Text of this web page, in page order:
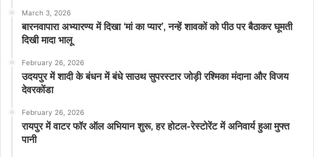
March 3, 2026
बारनवापारा अभ्यारण्य में दिखा ‘मां का प्यार’, नन्हें शावकों को पीठ पर बैठाकर घूमती
दिखी मादा भालू
February 26, 2026
उदयपुर में शादी के बंधन में बंधे साउथ सुपरस्टार जोड़ी रश्मिका मंदाना और विजय
देवरकोंडा
February 26, 2026
रायपुर में वाटर फॉर ऑल अभियान शुरू, हर होटल-रेस्टोरेंट में अनिवार्य हुआ मुफ्त
पानी